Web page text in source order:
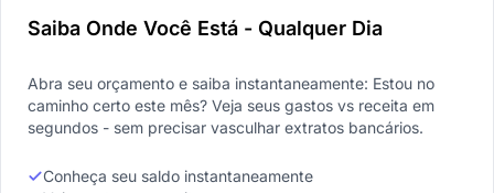
Saiba Onde Você Está - Qualquer Dia
Abra seu orçamento e saiba instantaneamente: Estou no
caminho certo este mês? Veja seus gastos vs receita em
segundos - sem precisar vasculhar extratos bancários.
Conheça seu saldo instantaneamente